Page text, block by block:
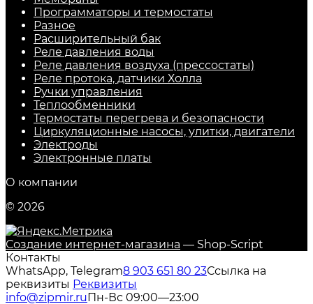
Программаторы и термостаты
Разное
Расширительный бак
Реле давления воды
Реле давления воздуха (прессостаты)
Реле протока, датчики Холла
Ручки управления
Теплообменники
Термостаты перегрева и безопасности
Циркуляционные насосы, улитки, двигатели
Электроды
Электронные платы
О компании
© 2026
Создание интернет-магазина — Shop-Script
Контакты
WhatsApp, Telegram8 903 651 80 23Ссылка на
реквизиты Реквизиты
info@zipmir.ruПн-Вс 09:00—23:00